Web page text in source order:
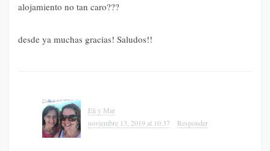
alojamiento no tan caro???
desde ya muchas gracias! Saludos!!
Eli y Mar
noviembre 13, 2019 at 10:37
Responder